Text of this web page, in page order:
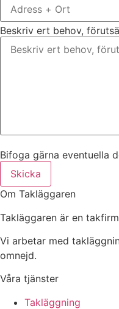
Beskriv ert behov,
Bifoga gärna eventuella
Skicka
Om Takläggaren
Takläggaren är en
Vi arbetar med
omnejd.
Våra tjänster
Takläggning